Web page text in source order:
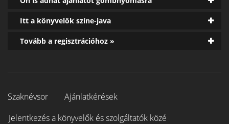
Itt a könyvelők színe-java
Tovább a regisztrációhoz »
Szaknévsor
Ajánlatkérések
Jelentkezés a könyvelők és szolgáltatók közé